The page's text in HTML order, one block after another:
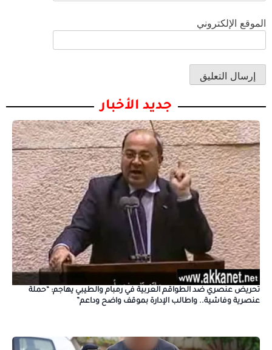
الموقع الإلكتروني
جديد الأخبار
تحريض عنصري ضد الطواقم العربية في رمبام والطيبي يهاجم: “حملة
عنصرية وفاشية.. واطالب الإدارة بموقف واضح وداعم”